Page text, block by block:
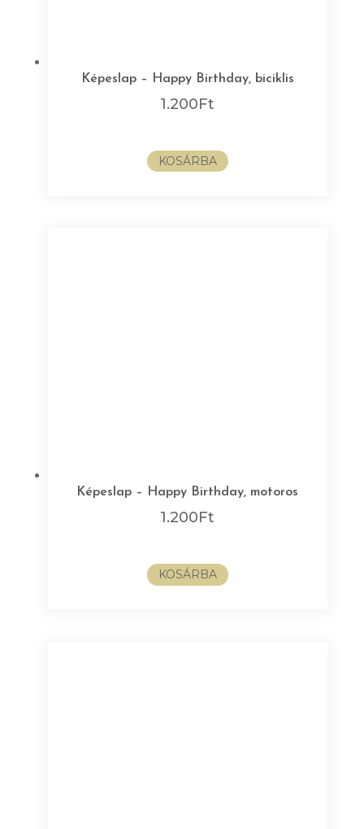
Képeslap – Happy Birthday, biciklis
1.200Ft
KOSÁRBA
Képeslap – Happy Birthday, motoros
1.200Ft
KOSÁRBA